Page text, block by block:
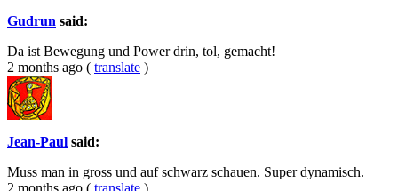
Gudrun said:
Da ist Bewegung und Power drin, tol, gemacht!
2 months ago ( translate )
Jean-Paul said:
Muss man in gross und auf schwarz schauen. Super dynamisch.
2 months ago ( translate )